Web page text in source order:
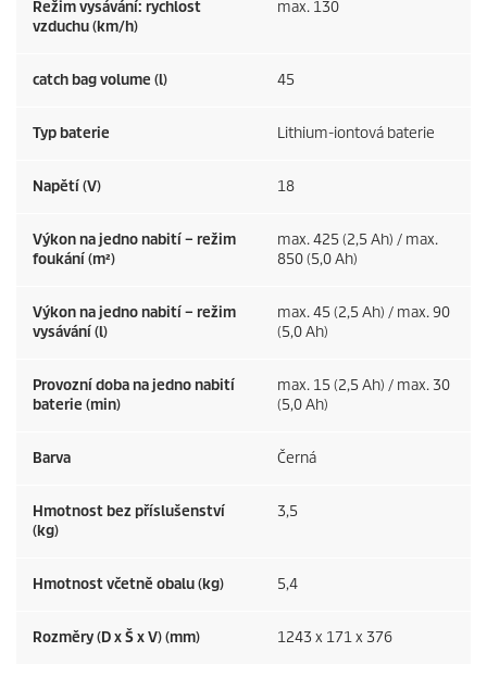
Režim vysávání: rychlost
vzduchu (km/h)
max. 130
catch bag volume (l) 45
Typ baterie Lithium-iontová baterie
Napětí (V) 18
Výkon na jedno nabití – režim
foukání (m²)
max. 425 (2,5 Ah) / max.
850 (5,0 Ah)
Výkon na jedno nabití – režim
vysávání (l)
max. 45 (2,5 Ah) / max. 90
(5,0 Ah)
Provozní doba na jedno nabití
baterie (min)
max. 15 (2,5 Ah) / max. 30
(5,0 Ah)
Barva Černá
Hmotnost bez příslušenství
(kg)
3,5
Hmotnost včetně obalu (kg) 5,4
Rozměry (D x Š x V) (mm) 1243 x 171 x 376